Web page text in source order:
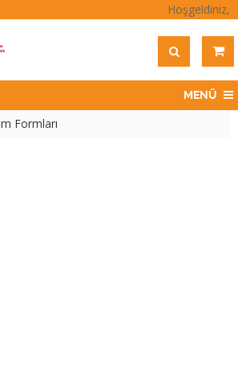
Hoşgeldiniz,
MENÜ
Formları